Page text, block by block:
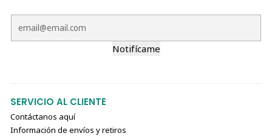
Notifícame
SERVICIO AL CLIENTE
Contáctanos aquí
Información de envíos y retiros